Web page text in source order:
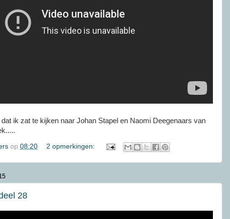
ik zat te kijken naar Johan Stapel en Naomi Deegenaars van
op 08:20 2 opmerkingen:
28